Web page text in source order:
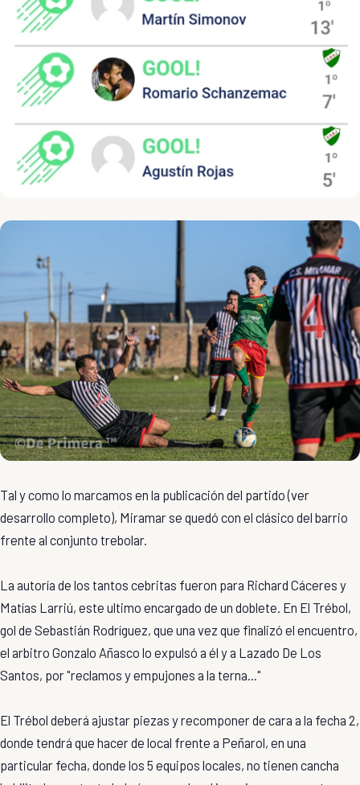
Tal y como lo marcamos en la publicación del partido (ver
desarrollo completo), Miramar se quedó con el clásico del barrio
frente al conjunto trebolar.
La autoría de los tantos cebritas fueron para Richard Cáceres y
Matías Larriú, este ultimo encargado de un doblete. En El Trébol,
gol de Sebastián Rodríguez, que una vez que finalizó el encuentro,
el arbitro Gonzalo Añasco lo expulsó a él y a Lazado De Los
Santos, por "reclamos y empujones a la terna..."
El Trébol deberá ajustar piezas y recomponer de cara a la fecha 2,
donde tendrá que hacer de local frente a Peñarol, en una
particular fecha, donde los 5 equipos locales, no tienen cancha